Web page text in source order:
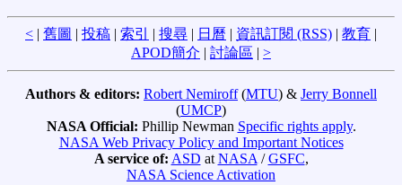
< | 舊圖 | 投稿 | 索引 | 搜尋 | 日曆 | 資訊訂閱 (RSS) | 教育 |
APOD簡介 | 討論區 | >
Authors & editors: Robert Nemiroff(MTU) & Jerry Bonnell
(UMCP)
NASA Official: Phillip Newman Specific rights apply.
NASA Web Privacy Policy and Important Notices
A service of: ASD at NASA /GSFC,
NASA Science Activation